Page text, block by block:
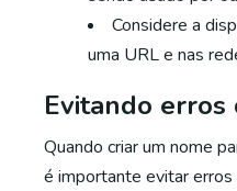
Considere a
uma URL e nas
Evitando erros
Quando criar um nome
é importante evitar